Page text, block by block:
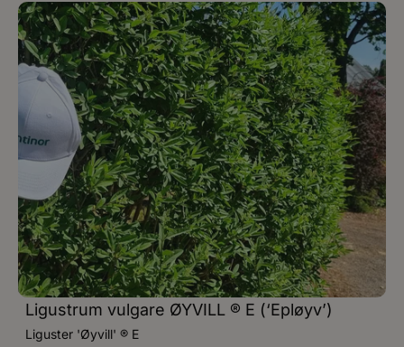
Ligustrum vulgare ØYVILL ® E (‘Epløyv’)
Liguster 'Øyvill' ® E